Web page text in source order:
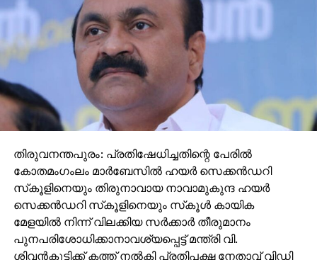
തിരുവനന്തപുരം: പ്രതിഷേധിച്ചതിന്റെ പേരില്‍
കോതമംഗംലം മാര്‍ബേസില്‍ ഹയര്‍ സെക്കന്‍ഡറി
സ്‌കൂളിനെയും തിരുനാവായ നാവാമുകുന്ദ ഹയര്‍
സെക്കന്‍ഡറി സ്‌കൂളിനെയും സ്‌കൂള്‍ കായിക
മേളയില്‍ നിന്ന് വിലക്കിയ സര്‍ക്കാര്‍ തീരുമാനം
പുനപരിശോധിക്കാനാവശ്യപ്പെട്ട് മന്ത്രി വി.
ശിവന്‍കുട്ടിക്ക് കത്ത് നല്‍കി പ്രതിപക്ഷ നേതാവ് വിഡി